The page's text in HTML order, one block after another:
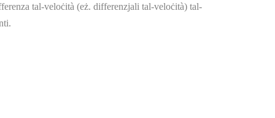
tal-veloċità (eż. differenzjali tal-veloċità) tal-